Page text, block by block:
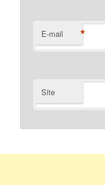
E-mail *
Site